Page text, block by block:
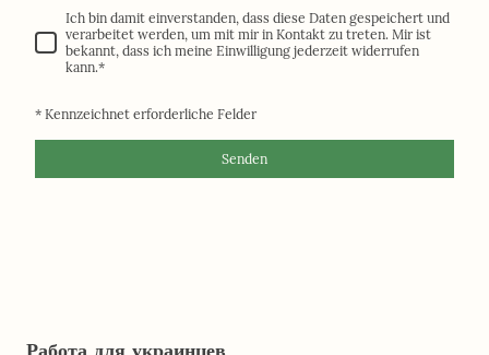
Ich bin damit einverstanden, dass diese Daten gespeichert und
verarbeitet werden, um mit mir in Kontakt zu treten. Mir ist
bekannt, dass ich meine Einwilligung jederzeit widerrufen
kann.*
* Kennzeichnet erforderliche Felder
Senden